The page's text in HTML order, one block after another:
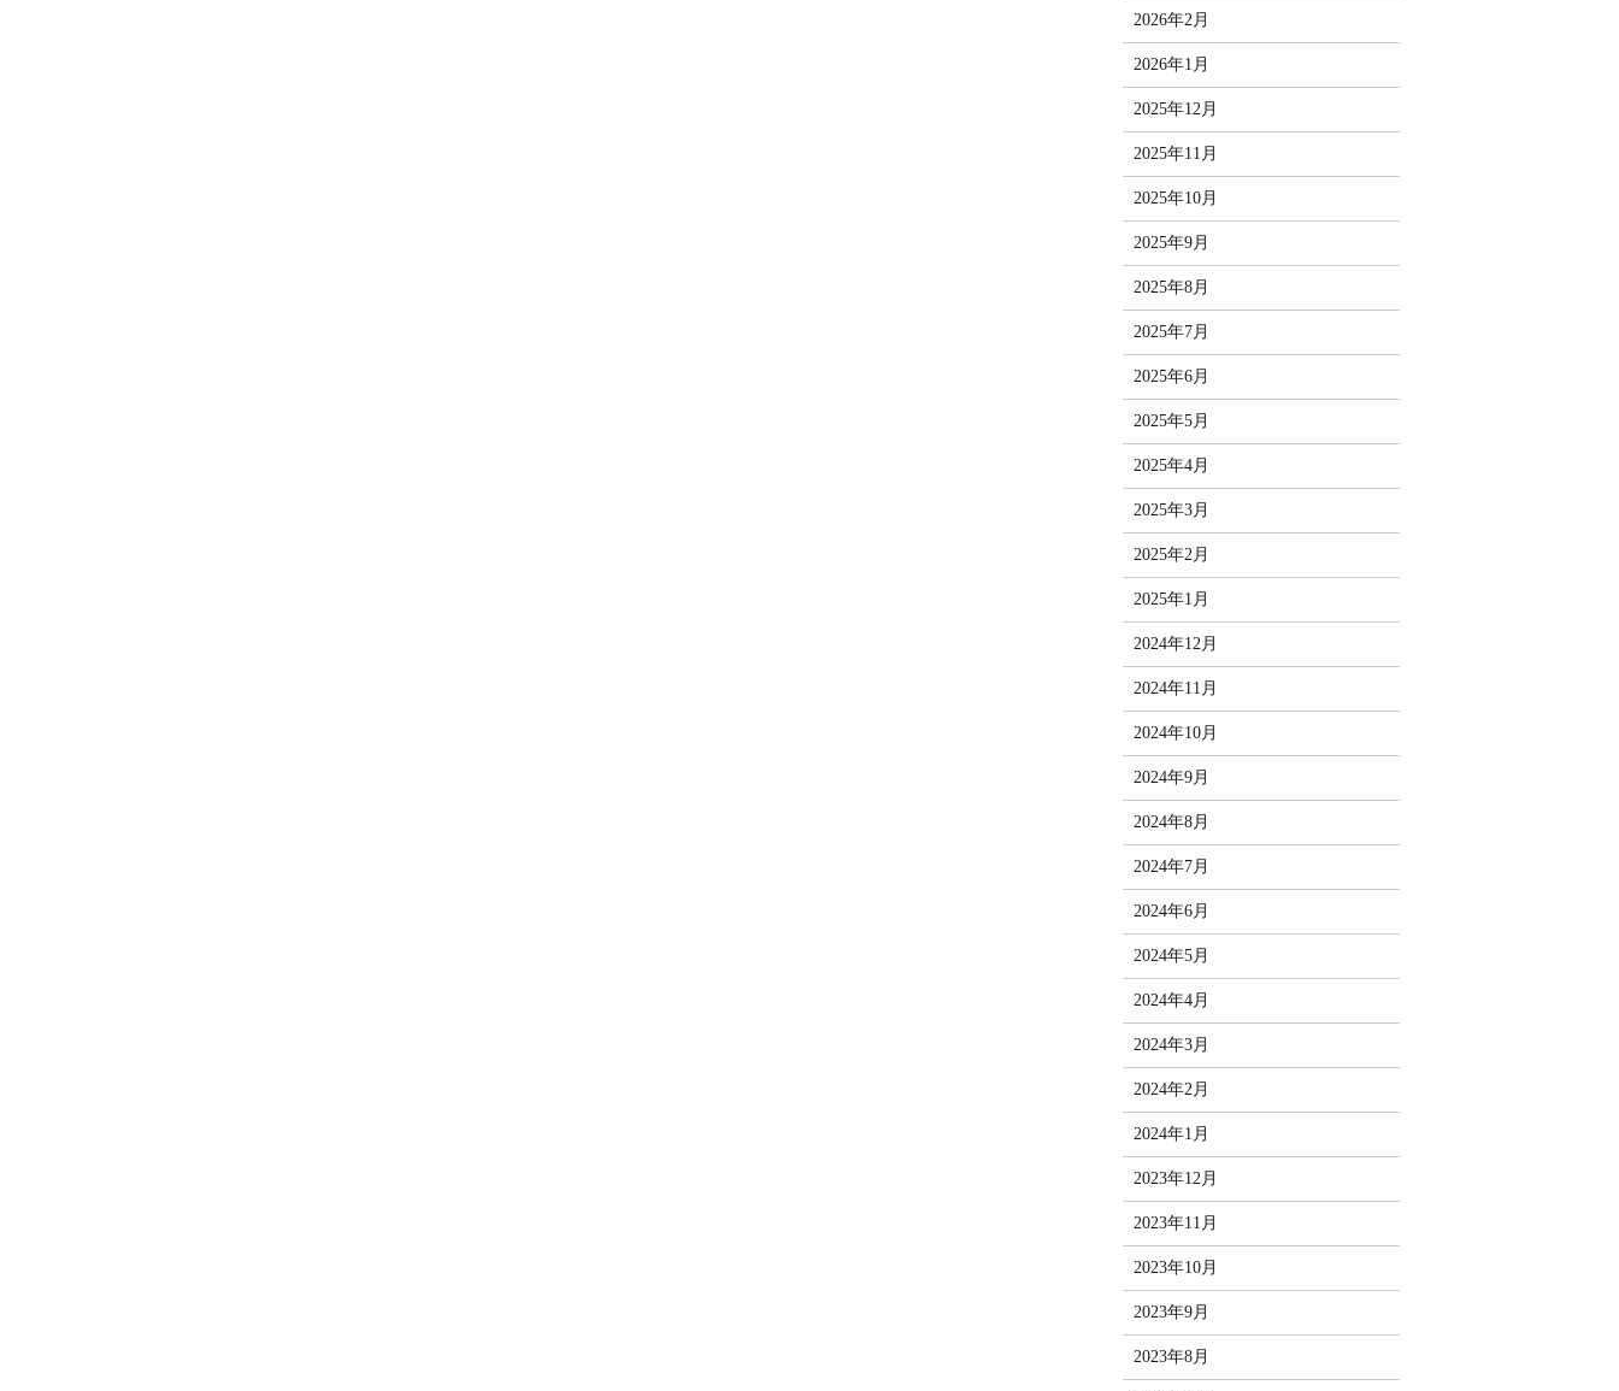
2026年2月
2026年1月
2025年12月
2025年11月
2025年10月
2025年9月
2025年8月
2025年7月
2025年6月
2025年5月
2025年4月
2025年3月
2025年2月
2025年1月
2024年12月
2024年11月
2024年10月
2024年9月
2024年8月
2024年7月
2024年6月
2024年5月
2024年4月
2024年3月
2024年2月
2024年1月
2023年12月
2023年11月
2023年10月
2023年9月
2023年8月